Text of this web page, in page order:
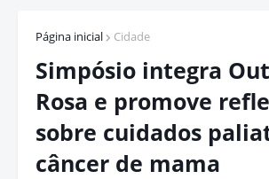
Página inicial Cidade
Simpósio integra
Rosa e promove
sobre cuidados
câncer de mama